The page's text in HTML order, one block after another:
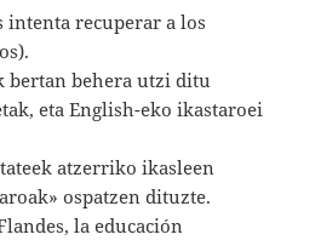
intenta recuperar a los
bertan behera utzi ditu
eta English-eko ikastaroei
atzerriko ikasleen
ospatzen dituzte.
la educación